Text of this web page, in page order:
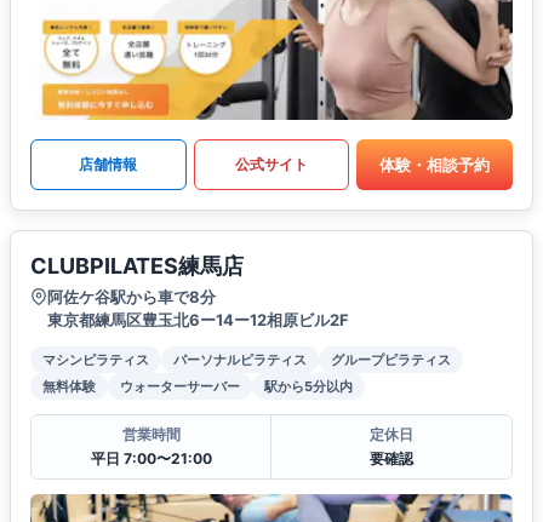
店舗情報 公式サイト 体験・相談予約
CLUBPILATES練馬店
阿佐ケ谷駅から車で8分
東京都練馬区豊玉北6ー14ー12相原ビル2F
マシンピラティス パーソナルピラティス
グループピラティス
無料体験
ウォーターサーバー 駅から5分以内
営業時間
平日 7:00〜21:00
定休日
要確認